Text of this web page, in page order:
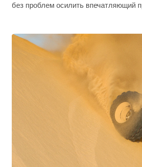
без проблем осилить впечатляющий